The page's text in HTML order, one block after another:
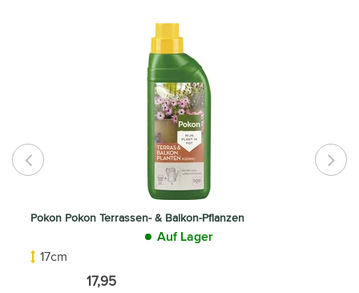
Pokon Pokon Terrassen- & Balkon-Pflanzen
Auf Lager
17cm
17,95